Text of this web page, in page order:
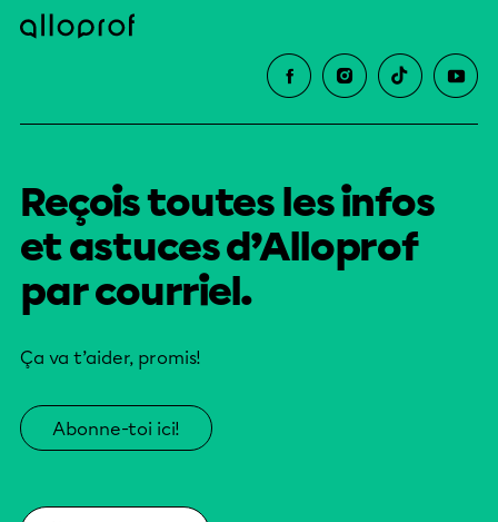
Reçois toutes les infos
et astuces d’Alloprof
par courriel.
Ça va t’aider, promis!
Abonne-toi ici!